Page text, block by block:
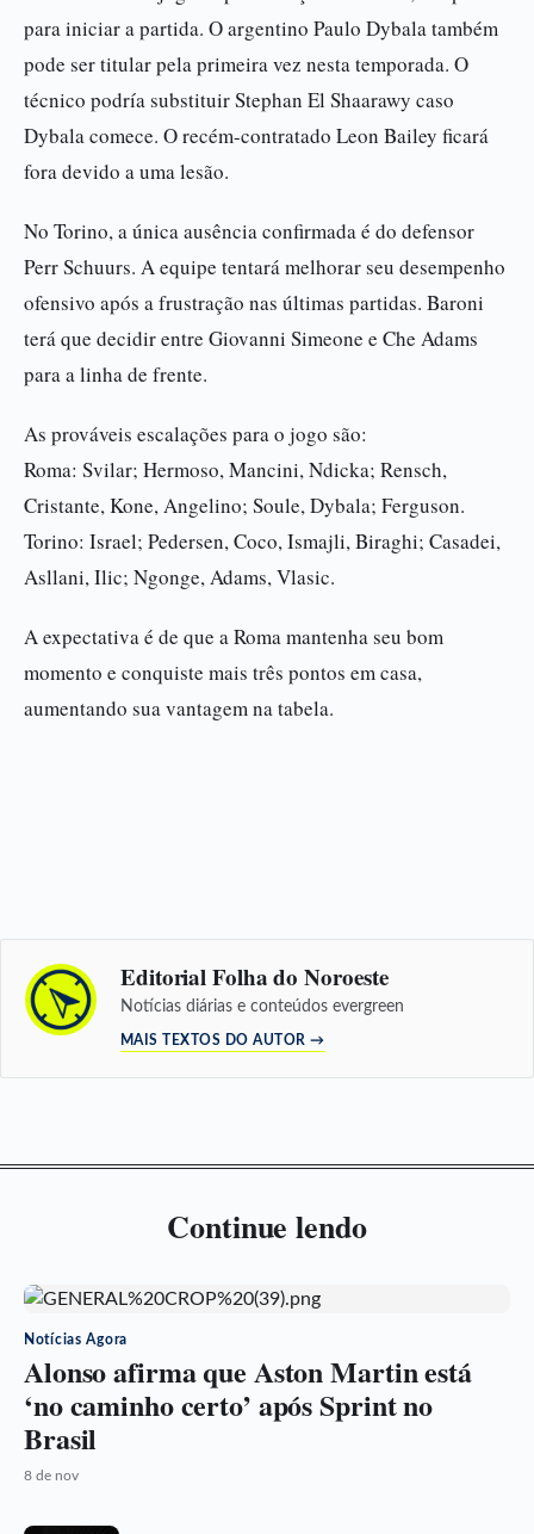
para iniciar a partida. O argentino Paulo Dybala também
pode ser titular pela primeira vez nesta temporada. O
técnico podría substituir Stephan El Shaarawy caso
Dybala comece. O recém-contratado Leon Bailey ficará
fora devido a uma lesão.
No Torino, a única ausência confirmada é do defensor
Perr Schuurs. A equipe tentará melhorar seu desempenho
ofensivo após a frustração nas últimas partidas. Baroni
terá que decidir entre Giovanni Simeone e Che Adams
para a linha de frente.
As prováveis escalações para o jogo são:
Roma: Svilar; Hermoso, Mancini, Ndicka; Rensch,
Cristante, Kone, Angelino; Soule, Dybala; Ferguson.
Torino: Israel; Pedersen, Coco, Ismajli, Biraghi; Casadei,
Asllani, Ilic; Ngonge, Adams, Vlasic.
A expectativa é de que a Roma mantenha seu bom
momento e conquiste mais três pontos em casa,
aumentando sua vantagem na tabela.
Editorial Folha do Noroeste
Notícias diárias e conteúdos evergreen
MAIS TEXTOS DO AUTOR →
Continue lendo
Notícias Agora
Alonso afirma que Aston Martin está
‘no caminho certo’ após Sprint no
Brasil
8 de nov